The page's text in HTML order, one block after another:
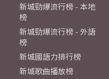
新城勁爆流行榜 - 本地
榜
新城勁爆流行榜 - 外語
榜
新城國語力排行榜
新城歌曲播放榜